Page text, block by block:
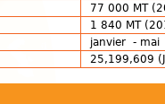
77 000 MT
1 840 MT
janvier - mai
25,199,609